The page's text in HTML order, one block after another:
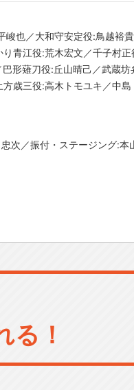
峻也／大和守安定役:鳥越裕
青江役:荒木宏文／千子村
形薙刀役:丘山晴己／武蔵坊
歳三役:高木トモユキ／中
次／振付・ステージング:本
る！